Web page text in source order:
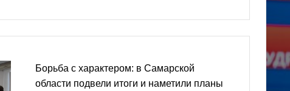
Борьба с характером: в Самарской
области подвели итоги и наметили планы